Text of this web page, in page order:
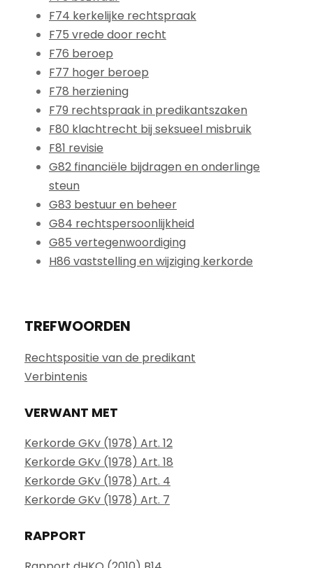
F74 kerkelijke rechtspraak
F75 vrede door recht
F76 beroep
F77 hoger beroep
F78 herziening
F79 rechtspraak in predikantszaken
F80 klachtrecht bij seksueel misbruik
F81 revisie
G82 financiële bijdragen en onderlinge
steun
G83 bestuur en beheer
G84 rechtspersoonlijkheid
G85 vertegenwoordiging
H86 vaststelling en wijziging kerkorde
TREFWOORDEN
Rechtspositie van de predikant
Verbintenis
VERWANT MET
Kerkorde GKv (1978) Art. 12
Kerkorde GKv (1978) Art. 18
Kerkorde GKv (1978) Art. 4
Kerkorde GKv (1978) Art. 7
RAPPORT